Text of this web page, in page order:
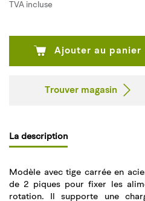
TVA incluse
Ajouter au panier
Trouver magasin
La description
Modèle avec tige carrée en
de 2 piques pour fixer les
rotation. Il supporte une